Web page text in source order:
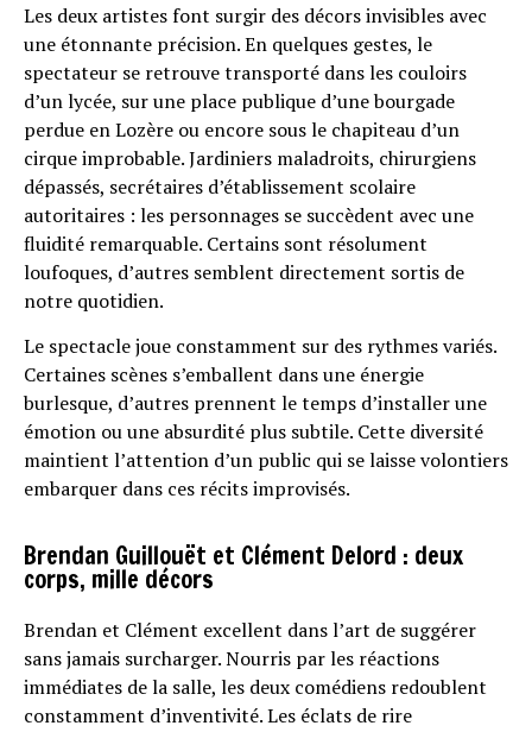
Les deux artistes font surgir des décors invisibles avec
une étonnante précision. En quelques gestes, le
spectateur se retrouve transporté dans les couloirs
d’un lycée, sur une place publique d’une bourgade
perdue en Lozère ou encore sous le chapiteau d’un
cirque improbable. Jardiniers maladroits, chirurgiens
dépassés, secrétaires d’établissement scolaire
autoritaires : les personnages se succèdent avec une
fluidité remarquable. Certains sont résolument
loufoques, d’autres semblent directement sortis de
notre quotidien.
Le spectacle joue constamment sur des rythmes variés.
Certaines scènes s’emballent dans une énergie
burlesque, d’autres prennent le temps d’installer une
émotion ou une absurdité plus subtile. Cette diversité
maintient l’attention d’un public qui se laisse volontiers
embarquer dans ces récits improvisés.
Brendan Guillouët et Clément Delord : deux
corps, mille décors
Brendan et Clément excellent dans l’art de suggérer
sans jamais surcharger. Nourris par les réactions
immédiates de la salle, les deux comédiens redoublent
constamment d’inventivité. Les éclats de rire